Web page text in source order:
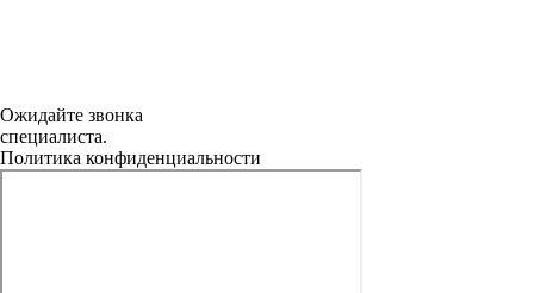
Ожидайте звонка
специалиста.
Политика конфиденциальности